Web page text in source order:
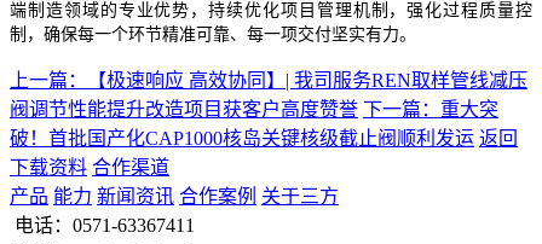
端制造领域的专业优势，持续优化项目管理机制，强化过程质量控
制，确保每一个环节精准可靠、每一项交付坚实有力。
上一篇：【极速响应 高效协同】| 我司服务REN取样管线减压
阀调节性能提升改造项目获客户高度赞誉 下一篇：重大突
破！首批国产化CAP1000核岛关键核级截止阀顺利发运 返回
下载资料 合作渠道
产品 能力 新闻资讯 合作案例 关于三方
电话： 0571-63367411